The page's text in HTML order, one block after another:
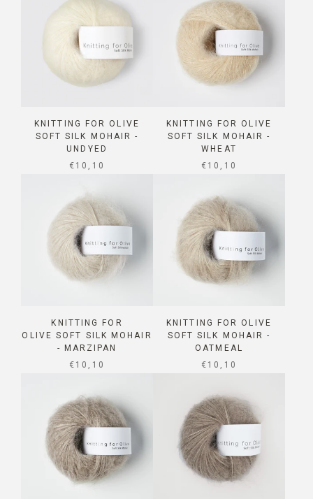
KNITTING FOR OLIVE
SOFT SILK MOHAIR -
UNDYED
SALE PRICE
€10,10
KNITTING FOR OLIVE
SOFT SILK MOHAIR -
WHEAT
SALE PRICE
€10,10
KNITTING FOR
OLIVE SOFT SILK MOHAIR
- MARZIPAN
SALE PRICE
€10,10
KNITTING FOR OLIVE
SOFT SILK MOHAIR -
OATMEAL
SALE PRICE
€10,10